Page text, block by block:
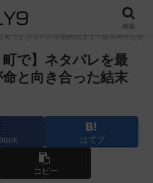
町で】ネタバレを最終回まで！福本莉子が命
町で】ネタバレを最
と向き合った結末
はてブ
コピー
検索